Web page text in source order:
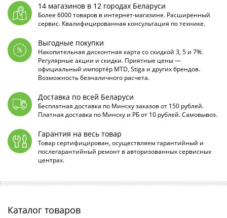
14 магазинов в 12 городах Беларуси
Более 6000 товаров в интернет-магазине. Расширенный
сервис. Квалифицированная консультация по технике.
Выгодные покупки
Накопительная дисконтная карта со скидкой 3, 5 и 7%.
Регулярные акции и скидки. Приятные цены —
официальный импортёр MTD, Stiga и других брендов.
Возможность безналичного расчета.
Доставка по всей Беларуси
Бесплатная доставка по Минску заказов от 150 рублей.
Платная доставка по Минску и РБ от 10 рублей. Самовывоз.
Гарантия на весь товар
Товар сертифицирован, осуществляем гарантийный и
послегарантийный ремонт в авторизованных сервисных
центрах.
Каталог товаров